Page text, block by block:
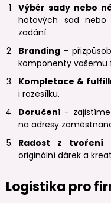
Výběr sady nebo
hotových sad nebo
zadání.
Branding -
komponenty vašemu
Kompletace &
i rozesílku.
Doručení -
na adresy
Radost z tvoření
originální dárek a
Logistika pro